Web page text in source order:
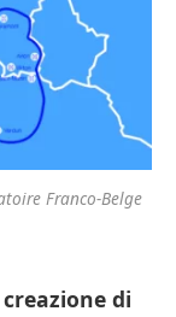
Franco-Belge
di